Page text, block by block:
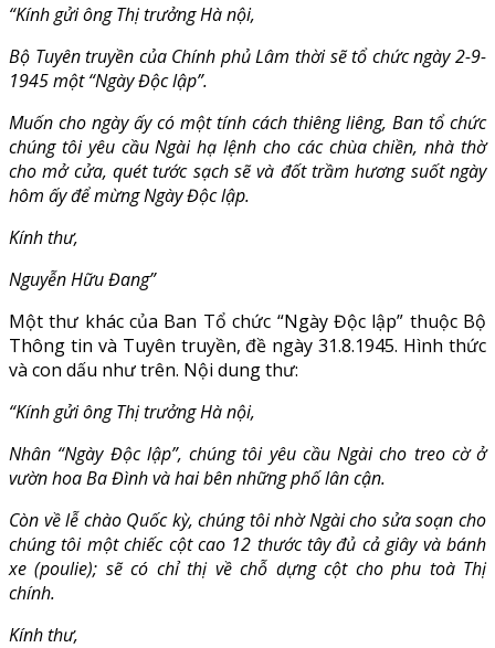
“Kính gửi ông Thị trưởng Hà nội,
Bộ Tuyên truyền của Chính phủ Lâm thời sẽ tổ chức ngày 2-9-
1945 một “Ngày Độc lập”.
Muốn cho ngày ấy có một tính cách thiêng liêng, Ban tổ chức
chúng tôi yêu cầu Ngài hạ lệnh cho các chùa chiền, nhà thờ
cho mở cửa, quét tước sạch sẽ và đốt trầm hương suốt ngày
hôm ấy để mừng Ngày Độc lập.
Kính thư,
Nguyễn Hữu Đang”
Một thư khác của Ban Tổ chức “Ngày Độc lập” thuộc Bộ
Thông tin và Tuyên truyền, đề ngày 31.8.1945. Hình thức
và con dấu như trên. Nội dung thư:
“Kính gửi ông Thị trưởng Hà nội,
Nhân “Ngày Độc lập”, chúng tôi yêu cầu Ngài cho treo cờ ở
vườn hoa Ba Đình và hai bên những phố lân cận.
Còn về lễ chào Quốc kỳ, chúng tôi nhờ Ngài cho sửa soạn cho
chúng tôi một chiếc cột cao 12 thước tây đủ cả giây và bánh
xe (poulie); sẽ có chỉ thị về chỗ dựng cột cho phu toà Thị
chính.
Kính thư,